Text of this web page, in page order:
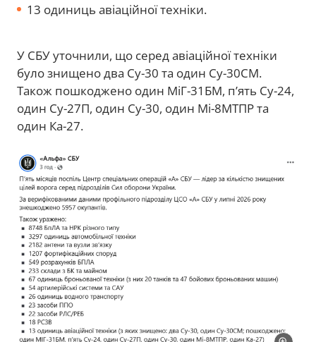
13 одиниць авіаційної техніки.
У СБУ уточнили, що серед авіаційної техніки
було знищено два Су-30 та один Су-30СМ.
Також пошкоджено один МіГ-31БМ, п’ять Су-24,
один Су-27П, один Су-30, один Мі-8МТПР та
один Ка-27.